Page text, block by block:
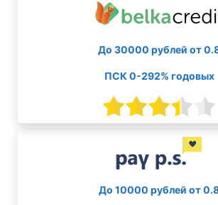
До 30000 рублей от
ПСК 0-292% годовых
До 10000 рублей от